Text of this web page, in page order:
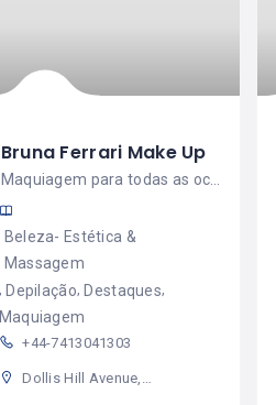
Bruna Ferrari Make Up
Beleza- Estética &
Massagem
Depilação Destaques
Maquiagem
+44-7413041303
Dollis Hill Avenue, Brent, London, NW2 6QU, United Kingdom